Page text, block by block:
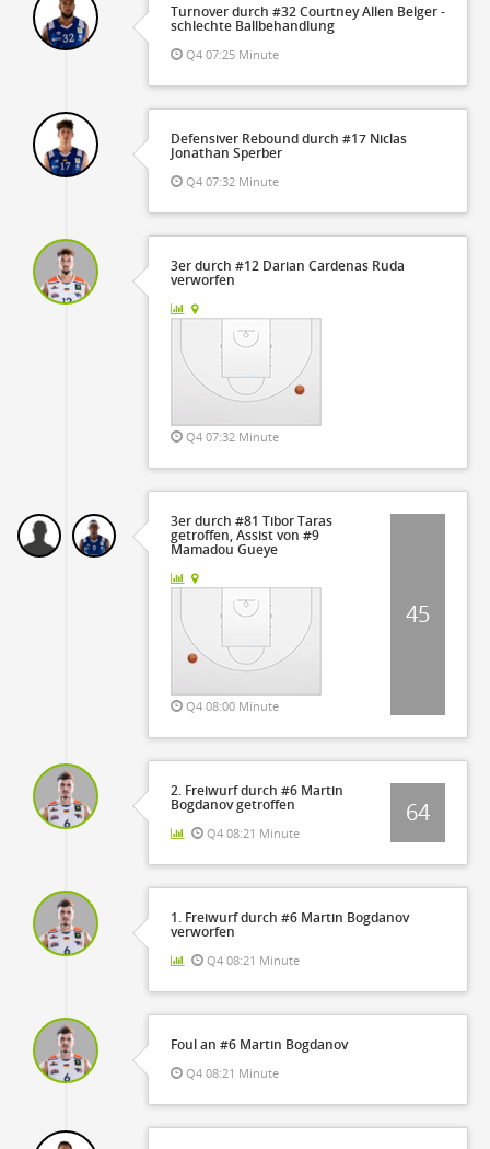
Turnover durch #32 Courtney Allen Belger -
schlechte Ballbehandlung
Q4 07:25 Minute
Defensiver Rebound durch #17 Niclas
Jonathan Sperber
Q4 07:32 Minute
3er durch #12 Darian Cardenas Ruda
verworfen
Q4 07:32 Minute
3er durch #81 Tibor Taras
getroffen, Assist von #9
Mamadou Gueye
Q4 08:00 Minute
45
2. Freiwurf durch #6 Martin
Bogdanov getroffen
Q4 08:21 Minute
64
1. Freiwurf durch #6 Martin Bogdanov
verworfen
Q4 08:21 Minute
Foul an #6 Martin Bogdanov
Q4 08:21 Minute